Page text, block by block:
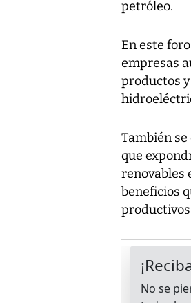
petróleo.
En este
empresas
productos
También
que
renovables
beneficios
productivos